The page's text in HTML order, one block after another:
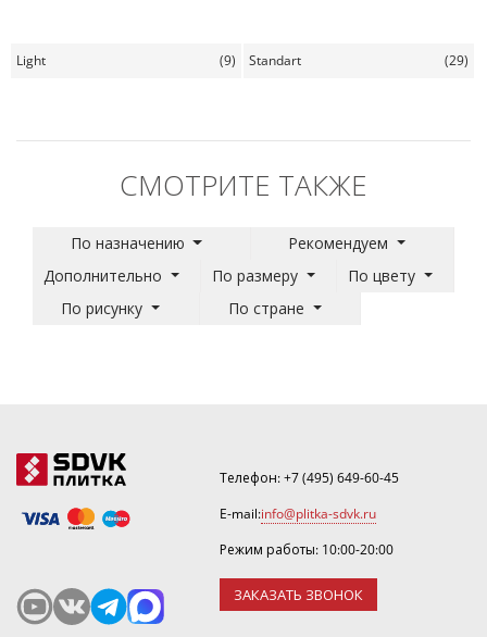
Light (9) Standart (29)
СМОТРИТЕ ТАКЖЕ
По назначению
Рекомендуем
Дополнительно
По размеру
По цвету
По рисунку
По стране
Телефон:+7 (495) 649-60-45
E-mail:info@plitka-sdvk.ru
Режим работы: 10:00-20:00
ЗАКАЗАТЬ ЗВОНОК